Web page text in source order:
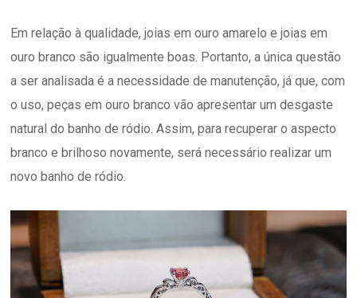
Em relação à qualidade, joias em ouro amarelo e joias em
ouro branco são igualmente boas. Portanto, a única questão
a ser analisada é a necessidade de manutenção, já que, com
o uso, peças em ouro branco vão apresentar um desgaste
natural do banho de ródio. Assim, para recuperar o aspecto
branco e brilhoso novamente, será necessário realizar um
novo banho de ródio.